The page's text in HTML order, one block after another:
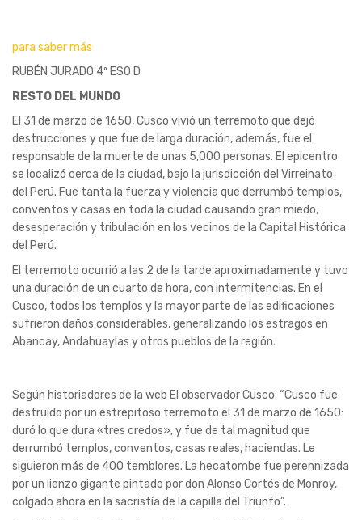
para saber más
RUBÉN JURADO 4º ESO D
RESTO DEL MUNDO
El 31 de marzo de 1650, Cusco vivió un terremoto que dejó
destrucciones y que fue de larga duración, además, fue el
responsable de la muerte de unas 5,000 personas. El epicentro
se localizó cerca de la ciudad, bajo la jurisdicción del Virreinato
del Perú. Fue tanta la fuerza y violencia que derrumbó templos,
conventos y casas en toda la ciudad causando gran miedo,
desesperación y tribulación en los vecinos de la Capital Histórica
del Perú.
El terremoto ocurrió a las 2 de la tarde aproximadamente y tuvo
una duración de un cuarto de hora, con intermitencias. En el
Cusco, todos los templos y la mayor parte de las edificaciones
sufrieron daños considerables, generalizando los estragos en
Abancay, Andahuaylas y otros pueblos de la región.
Según historiadores de la web El observador Cusco: “Cusco fue
destruido por un estrepitoso terremoto el 31 de marzo de 1650:
duró lo que dura «tres credos», y fue de tal magnitud que
derrumbó templos, conventos, casas reales, haciendas. Le
siguieron más de 400 temblores. La hecatombe fue perennizada
por un lienzo gigante pintado por don Alonso Cortés de Monroy,
colgado ahora en la sacristía de la capilla del Triunfo”.